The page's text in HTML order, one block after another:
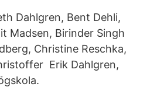
Dahlgren, Bent Dehli,
Madsen, Birinder Singh
Christine Reschka,
Erik Dahlgren,